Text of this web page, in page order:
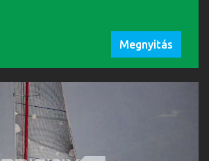
Megnyitás